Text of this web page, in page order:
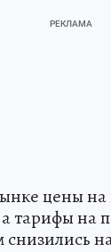
цены на
тарифы на
снизились